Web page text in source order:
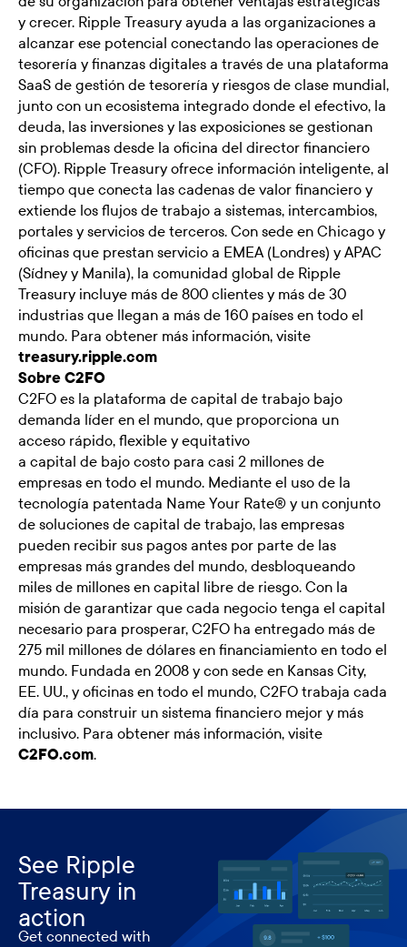
y crecer. Ripple Treasury ayuda a las organizaciones a
alcanzar ese potencial conectando las operaciones de
tesorería y finanzas digitales a través de una plataforma
SaaS de gestión de tesorería y riesgos de clase mundial,
junto con un ecosistema integrado donde el efectivo, la
deuda, las inversiones y las exposiciones se gestionan
sin problemas desde la oficina del director financiero
(CFO). Ripple Treasury ofrece información inteligente, al
tiempo que conecta las cadenas de valor financiero y
extiende los flujos de trabajo a sistemas, intercambios,
portales y servicios de terceros. Con sede en Chicago y
oficinas que prestan servicio a EMEA (Londres) y APAC
(Sídney y Manila), la comunidad global de Ripple
Treasury incluye más de 800 clientes y más de 30
industrias que llegan a más de 160 países en todo el
mundo. Para obtener más información, visite
treasury.ripple.com
Sobre C2FO
C2FO es la plataforma de capital de trabajo bajo
demanda líder en el mundo, que proporciona un
acceso rápido, flexible y equitativo
a capital de bajo costo para casi 2 millones de
empresas en todo el mundo. Mediante el uso de la
tecnología patentada Name Your Rate® y un conjunto
de soluciones de capital de trabajo, las empresas
pueden recibir sus pagos antes por parte de las
empresas más grandes del mundo, desbloqueando
miles de millones en capital libre de riesgo. Con la
misión de garantizar que cada negocio tenga el capital
necesario para prosperar, C2FO ha entregado más de
275 mil millones de dólares en financiamiento en todo el
mundo. Fundada en 2008 y con sede en Kansas City,
EE. UU., y oficinas en todo el mundo, C2FO trabaja cada
día para construir un sistema financiero mejor y más
inclusivo. Para obtener más información, visite
C2FO.com.
See Ripple
Treasury in
action
Get connected with